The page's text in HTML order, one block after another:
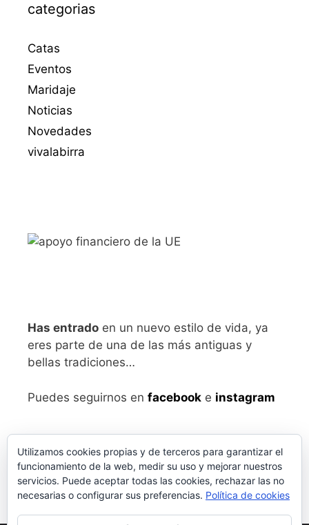
categorias
Catas
Eventos
Maridaje
Noticias
Novedades
vivalabirra
Has entrado en un nuevo estilo de vida, ya
eres parte de una de las más antiguas y
bellas tradiciones…
Puedes seguirnos en facebook e instagram
Utilizamos cookies propias y de terceros para garantizar el
funcionamiento de la web, medir su uso y mejorar nuestros
servicios. Puede aceptar todas las cookies, rechazar las no
necesarias o configurar sus preferencias. Política de cookies